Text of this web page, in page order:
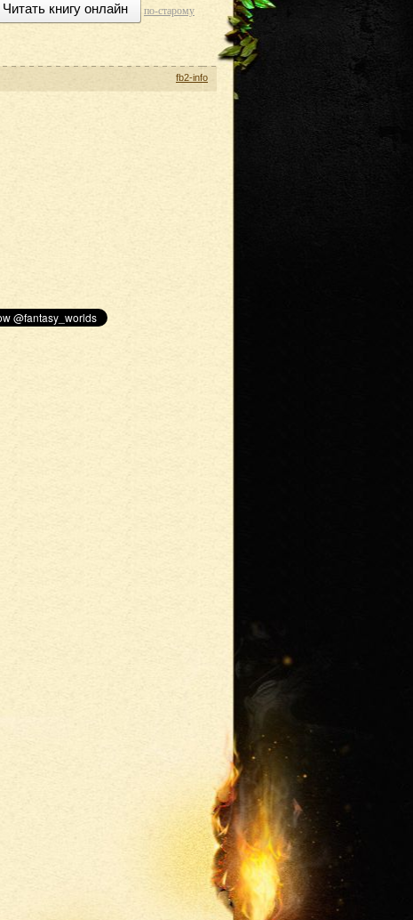
Читать книгу онлайн по-старому
fb2-info